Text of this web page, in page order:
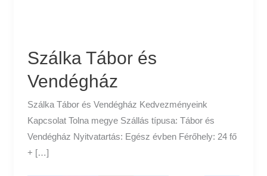
Szálka Tábor és
Vendégház
Szálka Tábor és Vendégház Kedvezményeink
Kapcsolat Tolna megye Szállás típusa: Tábor és
Vendégház Nyitvatartás: Egész évben Férőhely: 24 fő
+ […]